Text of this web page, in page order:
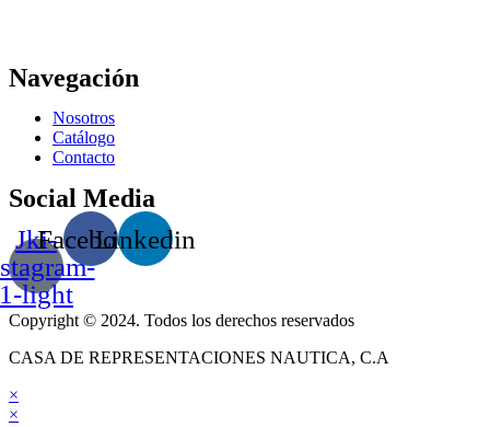
Navegación
Nosotros
Catálogo
Contacto
Social Media
Jki-
1-light
FacebookLinkedin
Copyright © 2024. Todos los derechos reservados
CASA DE REPRESENTACIONES NAUTICA, C.A
×
×